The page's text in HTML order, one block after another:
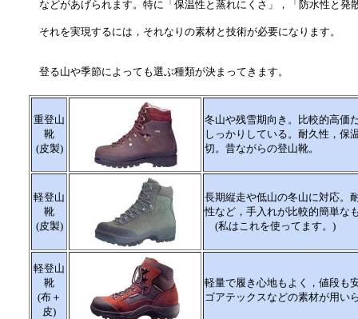
などがあげられます。特に「保温性と蒸れにくさ」，「防水性と発
それを実現するには，それなりの素材と技術が必要になります。
登る山や季節によっても選ぶ種類が決まってきます。
重登山
靴
(皮製)
冬山や残雪期向き。比較的高価
しっかりしている。耐久性，保
切。昔ながらの登山靴。
軽登山
靴
(皮製)
長期縦走や低山の冬山に対応。
性など，手入れが比較的簡単な
(私はこれを使ってます。)
軽登山
靴
(布＋
皮)
軽量で履き心地もよく，値段も
ゴアテックスなどの素材が用い